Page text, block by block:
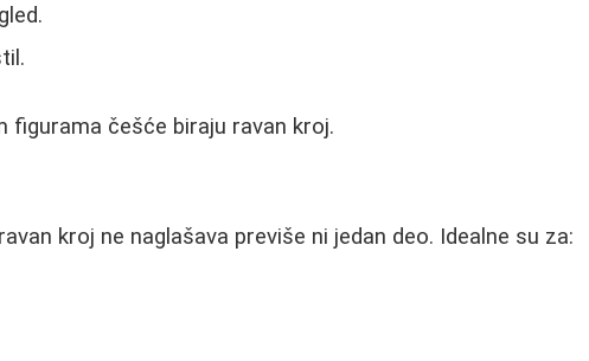
figurama češće biraju ravan kroj.
kroj ne naglašava previše ni jedan deo. Idealne su za: